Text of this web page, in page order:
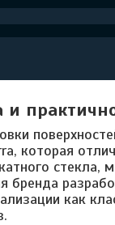
которая
стекла,
как